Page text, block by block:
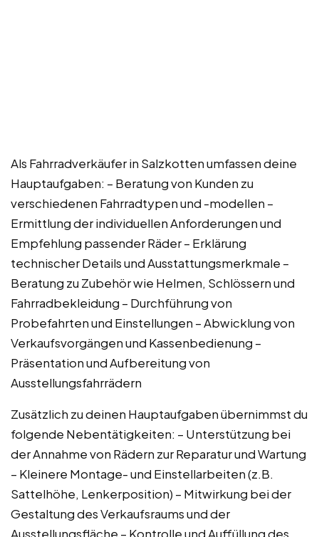
Als Fahrradverkäufer in Salzkotten umfassen deine
Hauptaufgaben: – Beratung von Kunden zu
verschiedenen Fahrradtypen und -modellen –
Ermittlung der individuellen Anforderungen und
Empfehlung passender Räder – Erklärung
technischer Details und Ausstattungsmerkmale –
Beratung zu Zubehör wie Helmen, Schlössern und
Fahrradbekleidung – Durchführung von
Probefahrten und Einstellungen – Abwicklung von
Verkaufsvorgängen und Kassenbedienung –
Präsentation und Aufbereitung von
Ausstellungsfahrrädern
Zusätzlich zu deinen Hauptaufgaben übernimmst du
folgende Nebentätigkeiten: – Unterstützung bei
der Annahme von Rädern zur Reparatur und Wartung
– Kleinere Montage- und Einstellarbeiten (z.B.
Sattelhöhe, Lenkerposition) – Mitwirkung bei der
Gestaltung des Verkaufsraums und der
Ausstellungsfläche – Kontrolle und Auffüllung des